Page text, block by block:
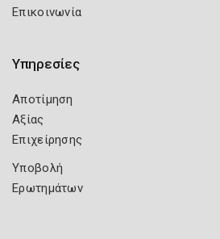
Επικοινωνία
Υπηρεσίες
Αποτίμηση
Αξίας
Επιχείρησης
Υποβολή
Ερωτημάτων